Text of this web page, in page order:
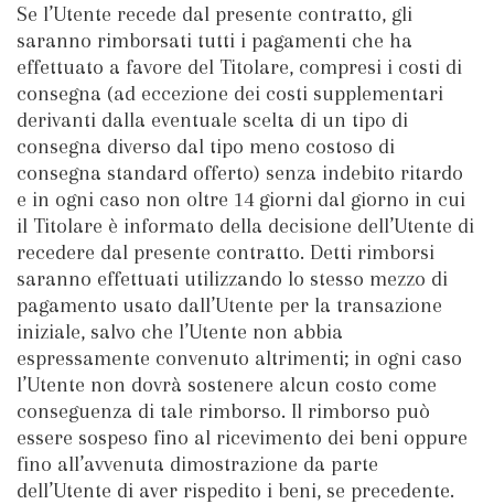
Se l’Utente recede dal presente contratto, gli
saranno rimborsati tutti i pagamenti che ha
effettuato a favore del Titolare, compresi i costi di
consegna (ad eccezione dei costi supplementari
derivanti dalla eventuale scelta di un tipo di
consegna diverso dal tipo meno costoso di
consegna standard offerto) senza indebito ritardo
e in ogni caso non oltre 14 giorni dal giorno in cui
il Titolare è informato della decisione dell’Utente di
recedere dal presente contratto. Detti rimborsi
saranno effettuati utilizzando lo stesso mezzo di
pagamento usato dall’Utente per la transazione
iniziale, salvo che l’Utente non abbia
espressamente convenuto altrimenti; in ogni caso
l’Utente non dovrà sostenere alcun costo come
conseguenza di tale rimborso. Il rimborso può
essere sospeso fino al ricevimento dei beni oppure
fino all’avvenuta dimostrazione da parte
dell’Utente di aver rispedito i beni, se precedente.